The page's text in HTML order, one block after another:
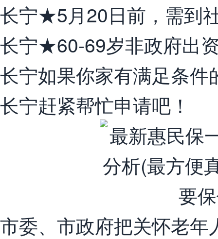
长宁★5月20日前，需到
长宁★60-69岁非政府出
长宁如果你家有满足条件
长宁赶紧帮忙申请吧！
市委、市政府把关怀老